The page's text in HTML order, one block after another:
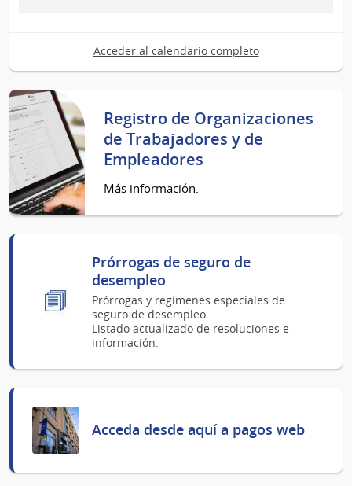
Acceder al calendario completo
Registro de Organizaciones
de Trabajadores y de
Empleadores
Más información.
Prórrogas de seguro de
desempleo
Prórrogas y regímenes especiales de
seguro de desempleo.
Listado actualizado de resoluciones e
información.
Acceda desde aquí a pagos web